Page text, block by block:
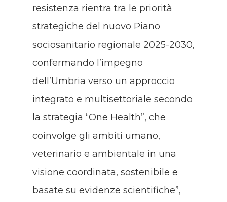
resistenza rientra tra le priorità
strategiche del nuovo Piano
sociosanitario regionale 2025-2030,
confermando l’impegno
dell’Umbria verso un approccio
integrato e multisettoriale secondo
la strategia “One Health”, che
coinvolge gli ambiti umano,
veterinario e ambientale in una
visione coordinata, sostenibile e
basate su evidenze scientifiche”,